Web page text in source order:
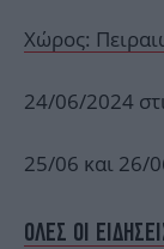
Χώρος:
24/06/2024
25/06 και 26/
ΟΛΕΣ ΟΙ